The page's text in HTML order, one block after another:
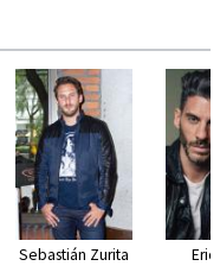
Sebastián Zurita